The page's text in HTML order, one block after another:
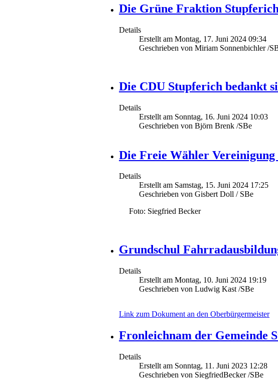
Die Grüne Fraktion
Details
Erstellt am Montag, 17. Juni 2024 09:34
Geschrieben von Miriam Sonnenbichler /
Die CDU Stupferich bedankt
Details
Erstellt am Sonntag, 16. Juni 2024 10:03
Geschrieben von Björn Brenk /SBe
Die Freie Wähler
Details
Erstellt am Samstag, 15. Juni 2024 17:25
Geschrieben von Gisbert Doll / SBe
Foto: Siegfried Becker
Grundschul
Details
Erstellt am Montag, 10. Juni 2024 19:19
Geschrieben von Ludwig Kast /SBe
Link zum Dokument an den Oberbürgermeister
Fronleichnam der Gemeinde
Details
Erstellt am Sonntag, 11. Juni 2023 12:28
Geschrieben von SiegfriedBecker /SBe